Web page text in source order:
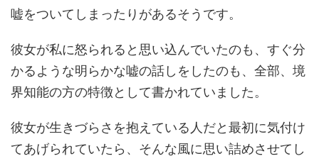
嘘をついてしまったりがあるそうです。
彼女が私に怒られると思い込んでいたのも、すぐ分
かるような明らかな嘘の話しをしたのも、全部、境
界知能の方の特徴として書かれていました。
彼女が生きづらさを抱えている人だと最初に気付け
てあげられていたら、そんな風に思い詰めさせてし